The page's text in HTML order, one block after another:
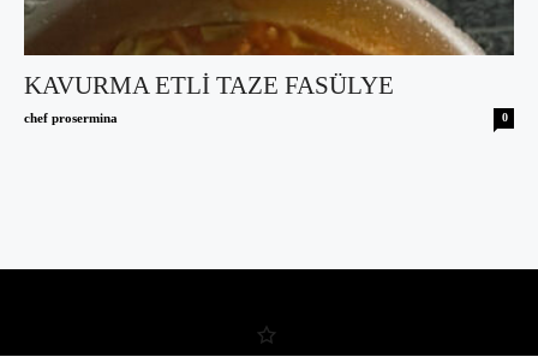
KAVURMA ETLİ TAZE FASÜLYE
chef prosermina 0